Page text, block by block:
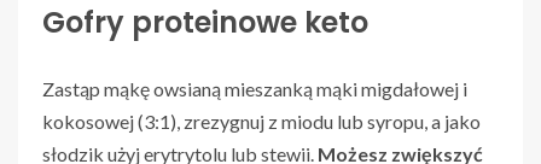
Gofry proteinowe keto
Zastąp mąkę owsianą mieszanką mąki migdałowej i
kokosowej (3:1), zrezygnuj z miodu lub syropu, a jako
słodzik użyj erytrytolu lub stewii. Możesz zwiększyć